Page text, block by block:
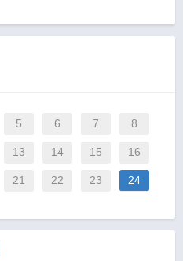
5 6 7 8
13 14 15 16
21 22 23 24